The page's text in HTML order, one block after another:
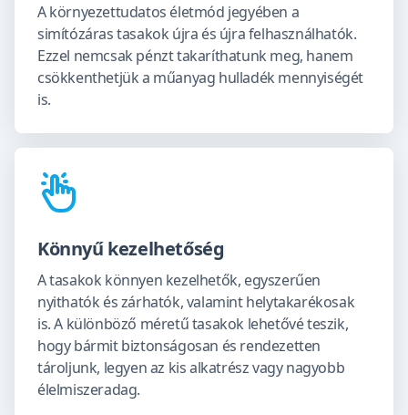
A környezettudatos életmód jegyében a
simítózáras tasakok újra és újra felhasználhatók.
Ezzel nemcsak pénzt takaríthatunk meg, hanem
csökkenthetjük a műanyag hulladék mennyiségét
is.
Könnyű kezelhetőség
A tasakok könnyen kezelhetők, egyszerűen
nyithatók és zárhatók, valamint helytakarékosak
is. A különböző méretű tasakok lehetővé teszik,
hogy bármit biztonságosan és rendezetten
tároljunk, legyen az kis alkatrész vagy nagyobb
élelmiszeradag.